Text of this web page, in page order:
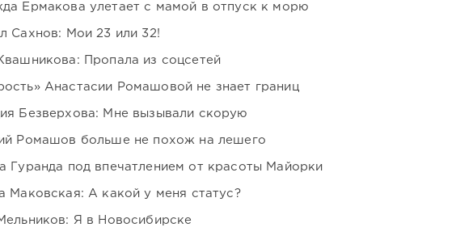
Ермакова улетает с мамой в отпуск к морю
Сахнов: Мои 23 или 32!
Пропала из соцсетей
Анастасии Ромашовой не знает границ
Безверхова: Мне вызывали скорую
Ромашов больше не похож на лешего
Гуранда под впечатлением от красоты Майорки
Маковская: А какой у меня статус?
Я в Новосибирске